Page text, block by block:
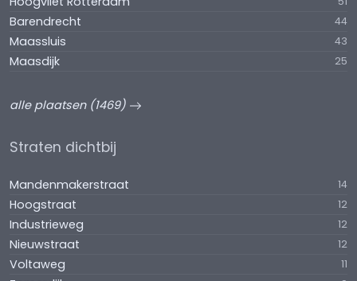
Barendrecht 44
Maassluis 43
Maasdijk 25
alle plaatsen (1469)
Straten dichtbij
Mandenmakerstraat 14
Hoogstraat 12
Industrieweg 12
Nieuwstraat 12
Voltaweg 11